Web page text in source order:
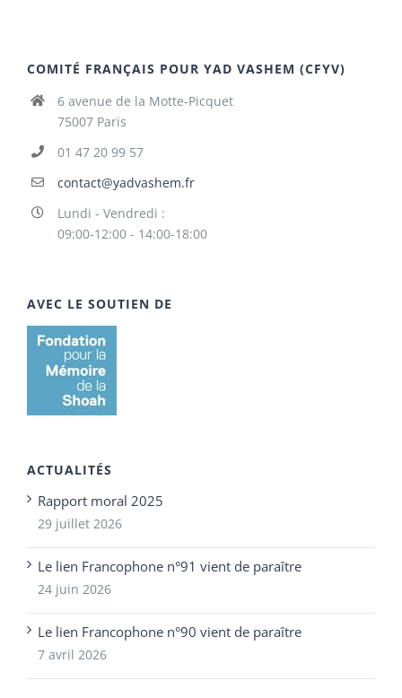
COMITÉ FRANÇAIS POUR YAD VASHEM (CFYV)
6 avenue de la Motte-Picquet
75007 Paris
01 47 20 99 57
contact@yadvashem.fr
Lundi - Vendredi :
09:00-12:00 - 14:00-18:00
AVEC LE SOUTIEN DE
ACTUALITÉS
Rapport moral 2025
29 juillet 2026
Le lien Francophone n°91 vient de paraître
24 juin 2026
Le lien Francophone n°90 vient de paraître
7 avril 2026